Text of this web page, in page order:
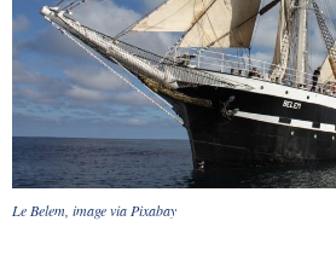
Le Belem, image via Pixabay